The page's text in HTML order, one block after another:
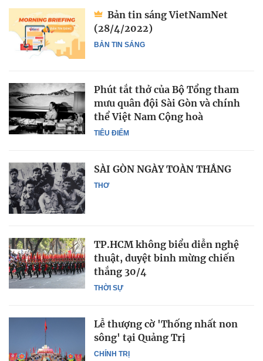
BẢN TIN SÁNG
Bản tin sáng VietNamNet
(28/4/2022)
TIÊU ĐIỂM
Phút tắt thở của Bộ Tổng tham
mưu quân đội Sài Gòn và chính
thể Việt Nam Cộng hoà
THƠ
SÀI GÒN NGÀY TOÀN THẮNG
THỜI SỰ
TP.HCM không biểu diễn nghệ
thuật, duyệt binh mừng chiến
thắng 30/4
CHÍNH TRỊ
Lễ thượng cờ 'Thống nhất non
sông' tại Quảng Trị